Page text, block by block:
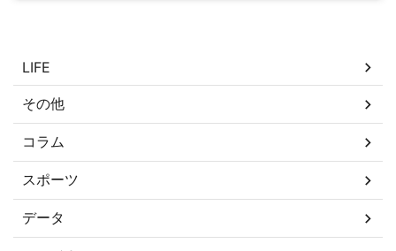
LIFE
その他
コラム
スポーツ
データ